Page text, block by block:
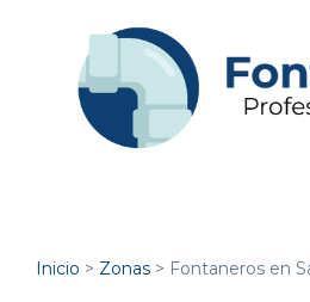
Inicio > Zonas > Fontaneros en